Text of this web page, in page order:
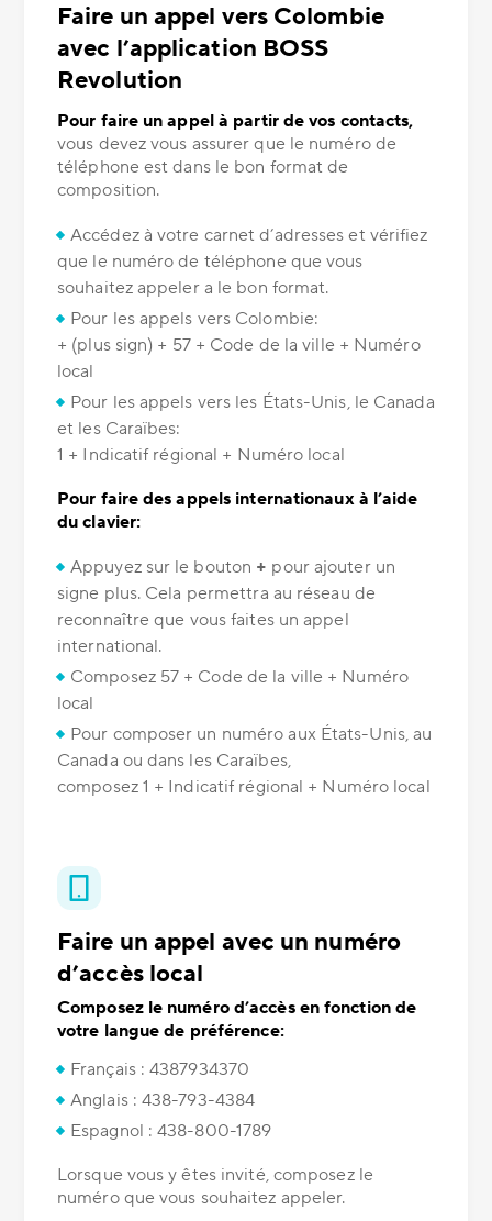
Faire un appel vers Colombie
avec l’application BOSS
Revolution
Pour faire un appel à partir de vos contacts,
vous devez vous assurer que le numéro de
téléphone est dans le bon format de
composition.
Accédez à votre carnet d’adresses et vérifiez
que le numéro de téléphone que vous
souhaitez appeler a le bon format.
Pour les appels vers Colombie:
+ (plus sign) + 57 + Code de la ville + Numéro
local
Pour les appels vers les États-Unis, le Canada
et les Caraïbes:
1 + Indicatif régional + Numéro local
Pour faire des appels internationaux à l’aide
du clavier:
Appuyez sur le bouton + pour ajouter un
signe plus. Cela permettra au réseau de
reconnaître que vous faites un appel
international.
Composez 57 + Code de la ville + Numéro
local
Pour composer un numéro aux États-Unis, au
Canada ou dans les Caraïbes,
composez 1 + Indicatif régional + Numéro local
Faire un appel avec un numéro
d’accès local
Composez le numéro d’accès en fonction de
votre langue de préférence:
Français : 4387934370
Anglais : 438-793-4384
Espagnol : 438-800-1789
Lorsque vous y êtes invité, composez le
numéro que vous souhaitez appeler.